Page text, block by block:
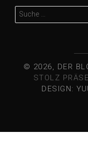
© 2026, DER
STOLZ
DESIGN: